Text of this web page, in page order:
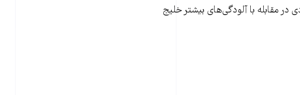
مقابله با آلودگی‌های بیشتر خلیج